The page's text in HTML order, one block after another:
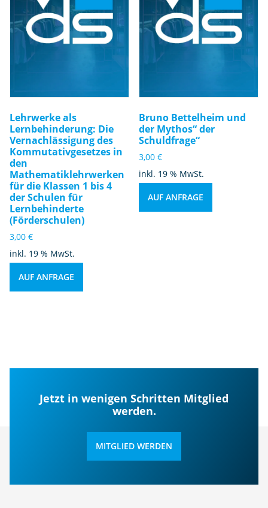
Lehrwerke als
Lernbehinderung: Die
Vernachlässigung des
Kommutativgesetzes in
den
Mathematiklehrwerken
für die Klassen 1 bis 4
der Schulen für
Lernbehinderte
(Förderschulen)
3,00 €
inkl. 19 % MwSt.
AUF ANFRAGE
Bruno Bettelheim und
der Mythos“ der
Schuldfrage“
3,00€
inkl. 19 % MwSt.
AUF ANFRAGE
Jetzt in wenigen Schritten Mitglied
werden.
MITGLIED WERDEN